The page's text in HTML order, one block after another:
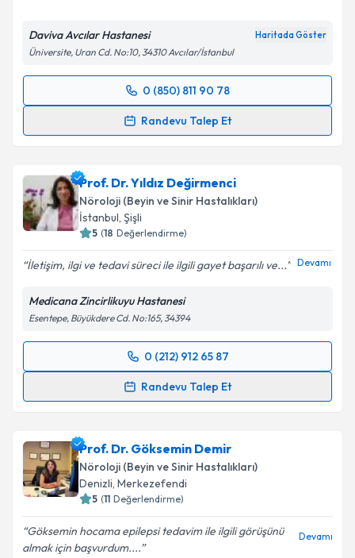
Kişisel verilerimin işlenmesine ilişkin
Metni'ni okudum ve kişisel verilerimin belirtilen
kapsamda işlenmesini kabul ediyorum.
Takvim Talebini Gönder
Daviva Avcılar Hastanesi Haritada Göster
Üniversite, Uran Cd. No:10, 34310 Avcılar/İstanbul
0 (850) 811 90 78
Randevu Talep Et
Randevu Takvimi Talebi
takvim hazırlandığında e-posta ile bilgilendireceğiz.
E-posta Adresiniz
Metni 'ni okudum ve kişisel verilerimin belirtilen
kapsamda işlenmesini kabul ediyorum.
Takvim Talebini Gönder
Prof. Dr. Yıldız Değirmenci
Nöroloji (Beyin ve Sinir Hastalıkları)
İstanbul, Şişli
5 (18 Değerlendirme)
İletişim, ilgi ve tedavi süreci ile ilgili gayet başarılı ve... Devamı
Medicana Zincirlikuyu Hastanesi
Esentepe, Büyükdere Cd. No:165, 34394
0 (212) 912 65 87
Randevu Talep Et
Randevu Takvimi Talebi
için bir takvim hazırlandığında e-posta ile
bilgilendireceğiz.
E-posta Adresiniz
Prof. Dr. Göksemin Demir
Nöroloji (Beyin ve Sinir Hastalıkları)
Denizli, Merkezefendi
5 (11 Değerlendirme)
Göksemin hocama epilepsi tedavim ile ilgili görüşünü
almak için başvurdum....
Devamı